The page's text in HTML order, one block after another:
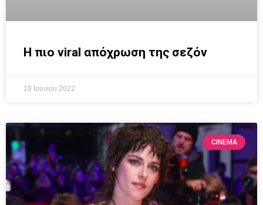
Η πιο viral απόχρωση της σεζόν
10 Ιουνίου 2022
CINEMA